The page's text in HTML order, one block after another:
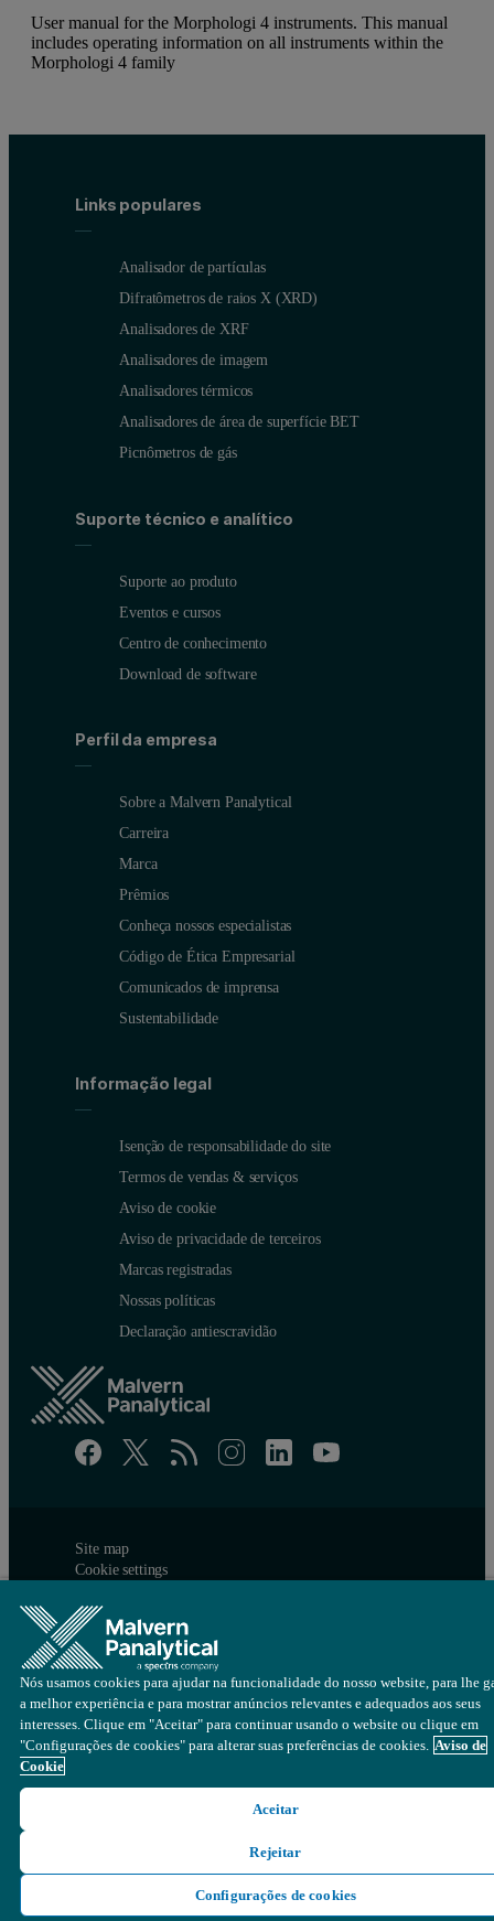
User manual for the Morphologi 4 instruments. This manual
includes operating information on all instruments within the
Morphologi 4 family
Links populares
Analisador de partículas
Difratômetros de raios X (XRD)
Analisadores de XRF
Analisadores de imagem
Analisadores térmicos
Analisadores de área de superfície BET
Picnômetros de gás
Suporte técnico e analítico
Suporte ao produto
Eventos e cursos
Centro de conhecimento
Download de software
Perfil da empresa
Sobre a Malvern Panalytical
Carreira
Marca
Prêmios
Conheça nossos especialistas
Código de Ética Empresarial
Comunicados de imprensa
Sustentabilidade
Informação legal
Isenção de responsabilidade do site
Termos de vendas & serviços
Aviso de cookie
Aviso de privacidade de terceiros
Marcas registradas
Nossas políticas
Declaração antiescravidão
Site map
Cookie settings
Nós usamos cookies para ajudar na funcionalidade do nosso website, para lhe
a melhor experiência e para mostrar anúncios relevantes e adequados aos seus
interesses. Clique em "Aceitar" para continuar usando o website ou clique em
"Configurações de cookies" para alterar suas preferências de cookies. Aviso de
Cookie
Aceitar
Rejeitar
Configurações de cookies